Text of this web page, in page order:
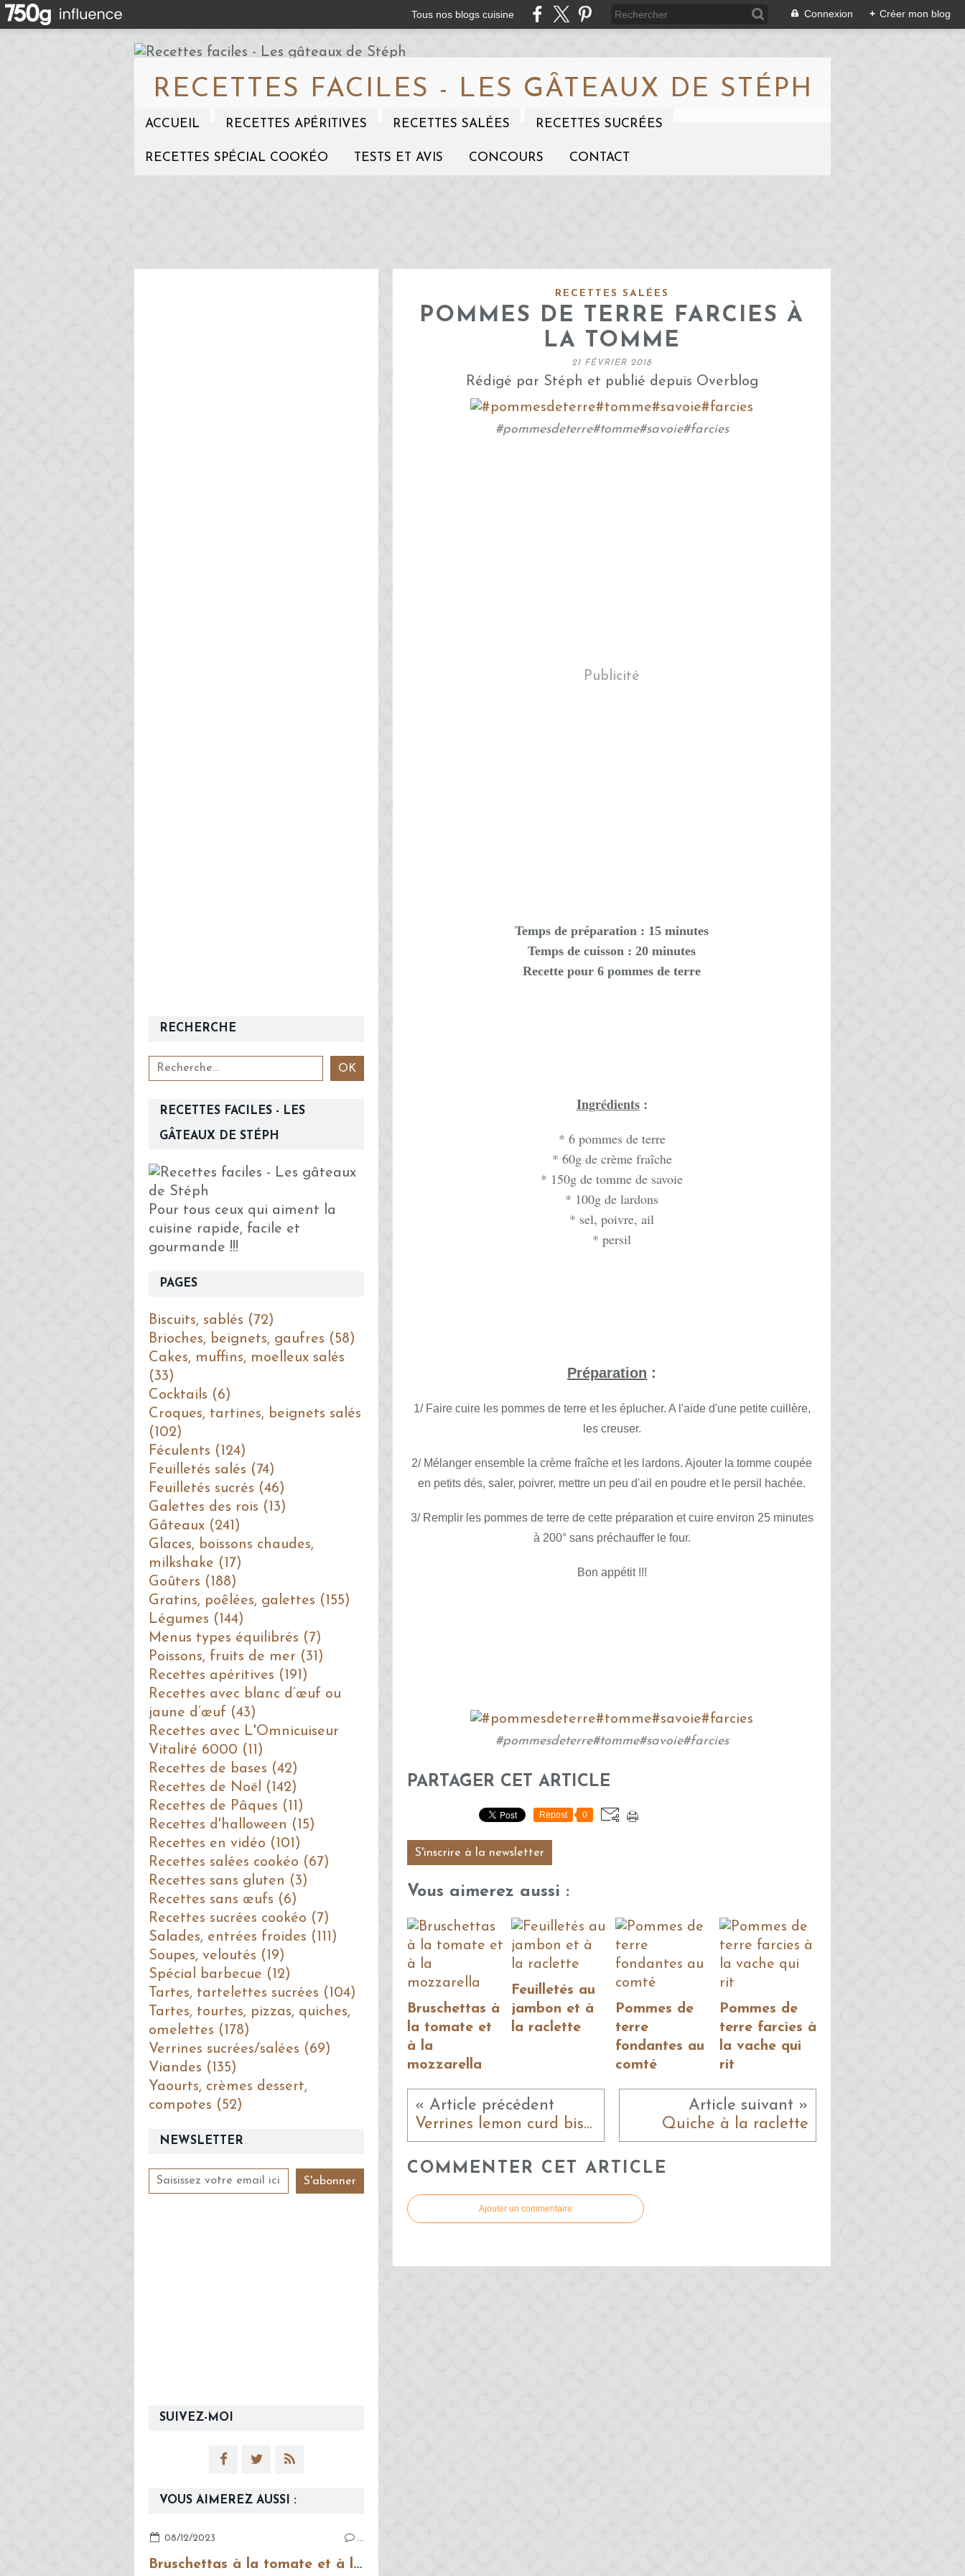
Tous nos blogs cuisine Connexion + Créer mon blog
RECETTES FACILES - LES GÂTEAUX DE STÉPH
ACCUEIL RECETTES APÉRITIVES RECETTES SALÉES RECETTES SUCRÉES
RECETTES SPÉCIAL COOKÉO TESTS ET AVIS CONCOURS CONTACT
RECETTES SALÉES
POMMES DE TERRE FARCIES À
LA TOMME
21 FÉVRIER 2018
Rédigé par Stéph et publié depuis Overblog
#pommesdeterre#tomme#savoie#farcies
Publicité
Temps de préparation : 15 minutes
Temps de cuisson : 20 minutes
Recette pour 6 pommes de terre
Ingrédients:
* 6 pommes de terre
* 60g de crème fraîche
* 150g de tomme de savoie
* 100g de lardons
* sel, poivre, ail
* persil
Préparation :
1/ Faire cuire les pommes de terre et les éplucher. A l'aide d'une petite cuillère,
les creuser.
2/ Mélanger ensemble la crème fraîche et les lardons. Ajouter la tomme coupée
en petits dés, saler, poivrer, mettre un peu d'ail en poudre et le persil hachée.
3/ Remplir les pommes de terre de cette préparation et cuire environ 25 minutes
à 200° sans préchauffer le four.
Bon appétit !!!
#pommesdeterre#tomme#savoie#farcies
PARTAGER CET ARTICLE
Repost 0
S'inscrire à la newsletter
Vous aimerez aussi :
Bruschettas à
la tomate et
à la
mozzarella
Feuilletés au
jambon et à
la raclette
Pommes de
terre
fondantes au
comté
Pommes de
terre farcies à
la vache qui
rit
« Article précédent
Verrines lemon curd biscuit
Article suivant »
Quiche à la raclette
COMMENTER CET ARTICLE
Ajouter un commentaire
NEWSLETTER
SUIVEZ-MOI
RECHERCHE
RECETTES FACILES - LES
GÂTEAUX DE STÉPH
Pour tous ceux qui aiment la
cuisine rapide, facile et
gourmande !!!
VOUS AIMEREZ AUSSI :
08/12/2023 …
Bruschettas à la tomate et à la mozzarella
PAGES
Biscuits, sablés (72)
Brioches, beignets, gaufres (58)
Cakes, muffins, moelleux salés
(33)
Cocktails (6)
Croques, tartines, beignets salés
(102)
Féculents (124)
Feuilletés salés (74)
Feuilletés sucrés (46)
Galettes des rois (13)
Gâteaux (241)
Glaces, boissons chaudes,
milkshake (17)
Goûters (188)
Gratins, poêlées, galettes (155)
Légumes (144)
Menus types équilibrés (7)
Poissons, fruits de mer (31)
Recettes apéritives (191)
Recettes avec blanc d’œuf ou
jaune d’œuf (43)
Recettes avec L'Omnicuiseur
Vitalité 6000 (11)
Recettes de bases (42)
Recettes de Noël (142)
Recettes de Pâques (11)
Recettes d'halloween (15)
Recettes en vidéo (101)
Recettes salées cookéo (67)
Recettes sans gluten (3)
Recettes sans œufs (6)
Recettes sucrées cookéo (7)
Salades, entrées froides (111)
Soupes, veloutés (19)
Spécial barbecue (12)
Tartes, tartelettes sucrées (104)
Tartes, tourtes, pizzas, quiches,
omelettes (178)
Verrines sucrées/salées (69)
Viandes (135)
Yaourts, crèmes dessert,
compotes (52)